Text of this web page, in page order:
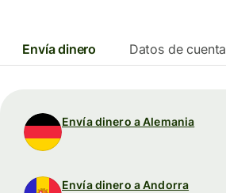
Envía dinero Datos de cuenta
Envía dinero a Alemania
Envía dinero a Andorra